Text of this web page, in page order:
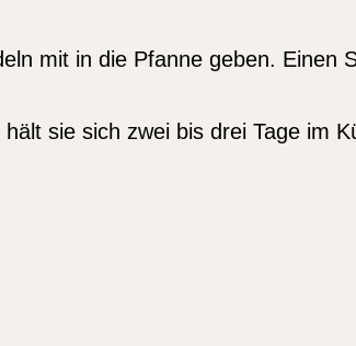
mit in die Pfanne geben. Einen
sie sich zwei bis drei Tage im